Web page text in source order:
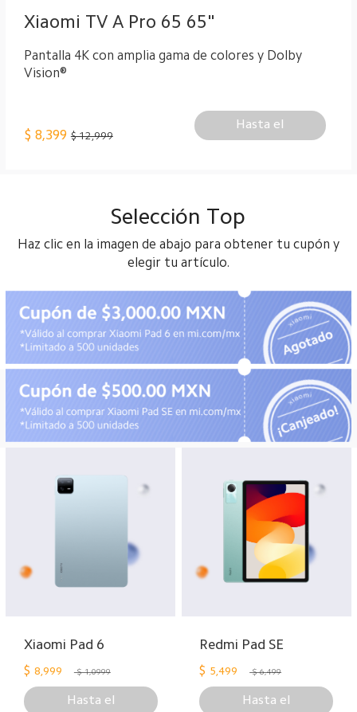
Xiaomi TV A Pro 65 65"
Pantalla 4K con amplia gama de colores y Dolby
Vision®
$ 8,399 $ 12,999
Hasta el
Selección Top
Haz clic en la imagen de abajo para obtener tu cupón y
elegir tu artículo.
Xiaomi Pad 6
$ 8,999 $ 1,0999
Hasta el
Redmi Pad SE
$ 5,499 $ 6,499
Hasta el